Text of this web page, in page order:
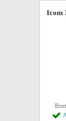
Icom